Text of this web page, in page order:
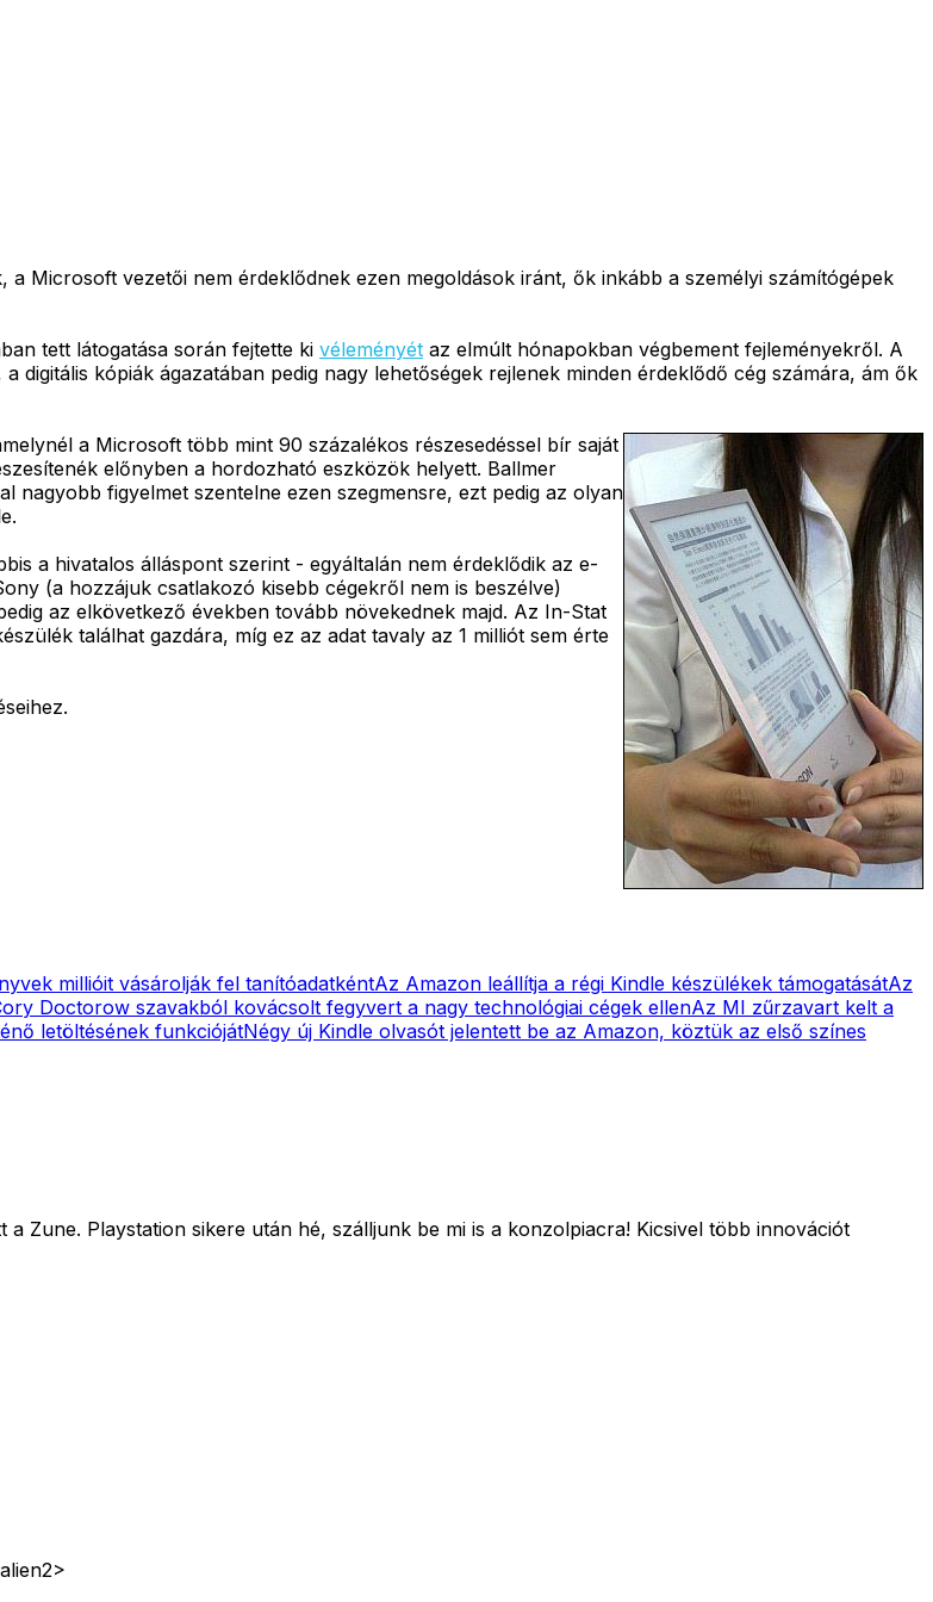
Microsoft vezetői nem érdeklődnek ezen megoldások iránt, ők inkább a személyi számítógépek
tett látogatása során fejtette ki véleményét az elmúlt hónapokban végbement fejleményekről. A
kópiák ágazatában pedig nagy lehetőségek rejlenek minden érdeklődő cég számára, ám ők
a Microsoft több mint 90 százalékos részesedéssel bír saját
előnyben a hordozható eszközök helyett. Ballmer
nagyobb figyelmet szentelne ezen szegmensre, ezt pedig az olyan
a hivatalos álláspont szerint - egyáltalán nem érdeklődik az e-
(a hozzájuk csatlakozó kisebb cégekről nem is beszélve)
az elkövetkező években tovább növekednek majd. Az In-Stat
találhat gazdára, míg ez az adat tavaly az 1 milliót sem érte
millióit vásárolják fel tanítóadatkéntAz Amazon leállítja a régi Kindle készülékek támogatásátAz
Doctorow szavakból kovácsolt fegyvert a nagy technológiai cégek ellenAz MI zűrzavart kelt a
letöltésének funkciójátNégy új Kindle olvasót jelentett be az Amazon, köztük az első színes
Zune. Playstation sikere után hé, szálljunk be mi is a konzolpiacra! Kicsivel több innovációt